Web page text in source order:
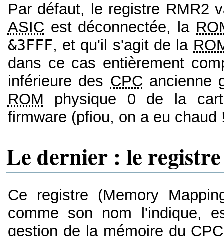
Par défaut, le registre RMR2
ASIC est déconnectée, la
&3FFF, et qu'il s'agit de la
dans ce cas entièrement
inférieure des CPC ancienne
ROM physique 0 de la
firmware (pfiou, on a eu chaud
Le dernier : le
Ce registre (Memory
comme son nom l'indique,
gestion de la mémoire du CPC